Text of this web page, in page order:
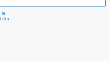
te
din